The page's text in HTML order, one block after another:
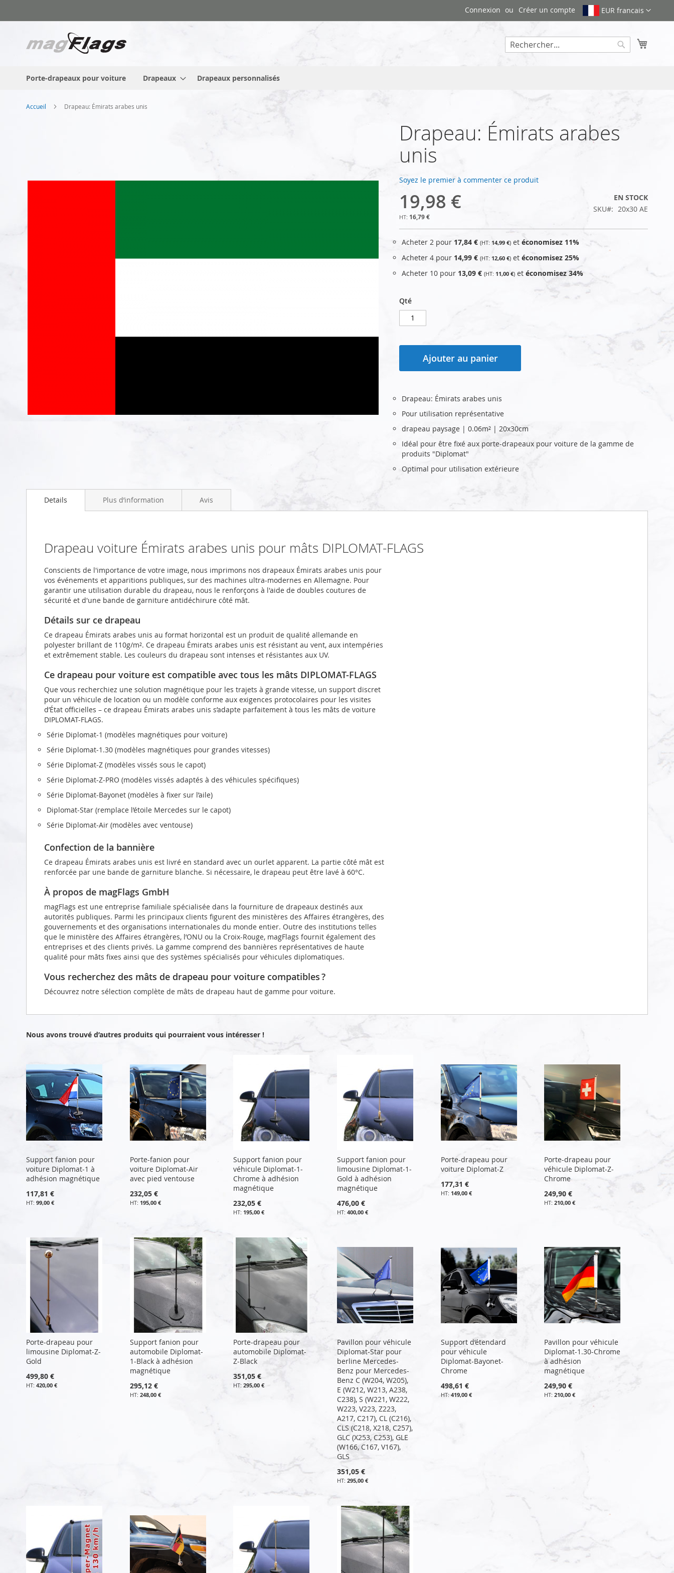
au
EUR francais
Connexion Créer un compte
Porte-drapeaux pour voiture Drapeaux Drapeaux personnalisés
Accueil Drapeau: Émirats arabes unis
to
gallery
Drapeau: Émirats arabes
unis
Soyez le premier à commenter ce produit
19,98 €
16,79 €
EN STOCK
SKU
20x30 AE
Acheter 2 pour 17,84 € 14,99 € et économisez 11%
Acheter 4 pour 14,99 € 12,60 € et économisez 25%
Acheter 10 pour 13,09 € 11,00 € et économisez 34%
Qté
Ajouter au panier
Drapeau: Émirats arabes unis
Pour utilisation représentative
drapeau paysage | 0.06m² | 20x30cm
Idéal pour être fixé aux porte-drapeaux pour voiture de la gamme de
produits "Diplomat"
Optimal pour utilisation extérieure
Details
Drapeau voiture Émirats arabes unis pour mâts DIPLOMAT-FLAGS
Conscients de l'importance de votre image, nous imprimons nos drapeaux Émirats arabes unis pour
vos événements et apparitions publiques, sur des machines ultra-modernes en Allemagne. Pour
garantir une utilisation durable du drapeau, nous le renforçons à l'aide de doubles coutures de
sécurité et d'une bande de garniture antidéchirure côté mât.
Détails sur ce drapeau
Ce drapeau Émirats arabes unis au format horizontal est un produit de qualité allemande en
polyester brillant de 110g/m². Ce drapeau Émirats arabes unis est résistant au vent, aux intempéries
et extrêmement stable. Les couleurs du drapeau sont intenses et résistantes aux UV.
Ce drapeau pour voiture est compatible avec tous les mâts DIPLOMAT-FLAGS
Que vous recherchiez une solution magnétique pour les trajets à grande vitesse, un support discret
pour un véhicule de location ou un modèle conforme aux exigences protocolaires pour les visites
d’État officielles – ce drapeau Émirats arabes unis s’adapte parfaitement à tous les mâts de voiture
DIPLOMAT-FLAGS.
Série Diplomat‑1 (modèles magnétiques pour voiture)
Série Diplomat‑1.30 (modèles magnétiques pour grandes vitesses)
Série Diplomat‑Z (modèles vissés sous le capot)
Série Diplomat‑Z‑PRO (modèles vissés adaptés à des véhicules spécifiques)
Série Diplomat‑Bayonet (modèles à fixer sur l’aile)
Diplomat‑Star (remplace l’étoile Mercedes sur le capot)
Série Diplomat‑Air (modèles avec ventouse)
Confection de la bannière
Ce drapeau Émirats arabes unis est livré en standard avec un ourlet apparent. La partie côté mât est
renforcée par une bande de garniture blanche. Si nécessaire, le drapeau peut être lavé à 60°C.
À propos de magFlags GmbH
magFlags est une entreprise familiale spécialisée dans la fourniture de drapeaux destinés aux
autorités publiques. Parmi les principaux clients figurent des ministères des Affaires étrangères, des
gouvernements et des organisations internationales du monde entier. Outre des institutions telles
que le ministère des Affaires étrangères, l’ONU ou la Croix-Rouge, magFlags fournit également des
entreprises et des clients privés. La gamme comprend des bannières représentatives de haute
qualité pour mâts fixes ainsi que des systèmes spécialisés pour véhicules diplomatiques.
Vous recherchez des mâts de drapeau pour voiture compatibles ?
Découvrez notre sélection complète de mâts de drapeau haut de gamme pour voiture.
Plus d’information Avis
Nous avons trouvé d’autres produits qui pourraient vous intéresser !
Support fanion pour
voiture Diplomat-1 à
adhésion magnétique
117,81 €
99,00 €
Porte-fanion pour
voiture Diplomat-Air
avec pied ventouse
232,05 €
195,00 €
Support fanion pour
véhicule Diplomat-1-
Chrome à adhésion
magnétique
232,05 €
195,00 €
Support fanion pour
limousine Diplomat-1-
Gold à adhésion
magnétique
476,00 €
400,00 €
Porte-drapeau pour
voiture Diplomat-Z
177,31 €
149,00 €
Porte-drapeau pour
véhicule Diplomat-Z-
Chrome
249,90 €
210,00 €
Porte-drapeau pour
limousine Diplomat-Z-
Gold
499,80 €
420,00 €
Support fanion pour
automobile Diplomat-
1-Black à adhésion
magnétique
295,12 €
248,00 €
Porte-drapeau pour
automobile Diplomat-
Z-Black
351,05 €
295,00 €
Pavillon pour véhicule
Diplomat-Star pour
berline Mercedes-
Benz pour Mercedes-
Benz C (W204, W205),
E (W212, W213, A238,
C238), S (W221, W222,
W223, V223, Z223,
A217, C217), CL (C216),
CLS (C218, X218, C257),
GLC (X253, C253), GLE
(W166, C167, V167),
GLS
351,05 €
295,00 €
Support d’étendard
pour véhicule
Diplomat-Bayonet-
Chrome
498,61 €
419,00 €
Pavillon pour véhicule
Diplomat-1.30-Chrome
à adhésion
magnétique
249,90 €
210,00 €